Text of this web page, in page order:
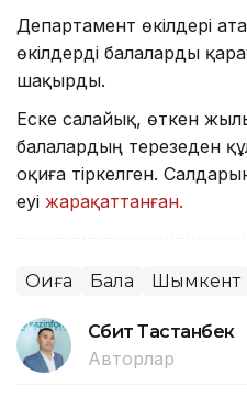
Департамент өкілдері
өкілдерді балаларды
шақырды.
Еске салайық, өткен
балалардың терезеден
оқиға тіркелген.
еуі жарақаттанған.
Оқиға Бала Шымкент
Сәбит Тастанбек
Авторлар